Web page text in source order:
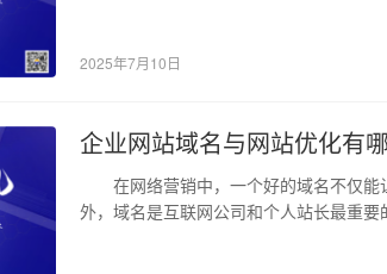
2025年7月10日
企业网站域名与网站优化有
在网络营销中，一个好的域名不仅能
外，域名是互联网公司和个人站长最重